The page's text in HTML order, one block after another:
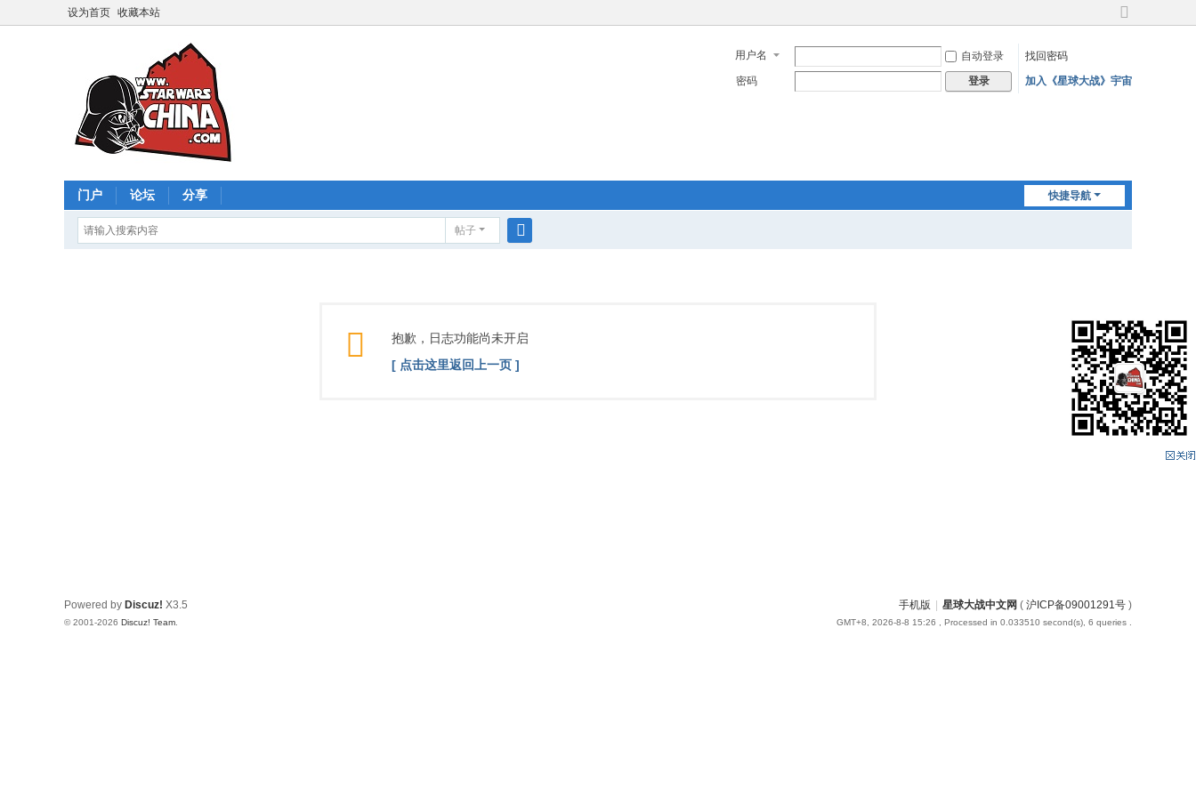
设为首页 收藏本站
切
宽
用户名 自动登录
找回密码
密码
登录 加入《星球大战》宇宙
快捷导航
门户 论坛 分享
帖子
抱歉，日志功能尚未开启
[ 点击这里返回上一页 ]
手机版 星球大战中文网 ( 沪ICP备09001291号 )
GMT+8, 2026-8-8 15:26 , Processed in 0.033510 second(s), 6 queries .
Powered by Discuz! X3.5
© 2001-2026 Discuz! Team